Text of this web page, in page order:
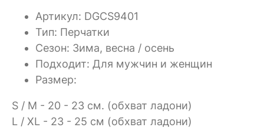
Артикул: DGCS9401
Тип: Перчатки
Сезон: Зима, весна / осень
Подходит: Для мужчин и женщин
Размер:
S / M - 20 - 23 см. (обхват ладони)
L / XL - 23 - 25 см (обхват ладони)